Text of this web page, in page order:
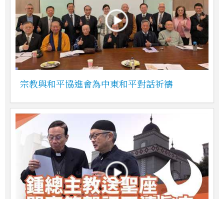
宗教與和平協進會為中東和平對話祈禱